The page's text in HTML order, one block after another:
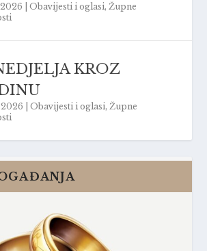
|Obavijesti i oglasi, Župne
KROZ
2026 |Obavijesti i oglasi, Župne